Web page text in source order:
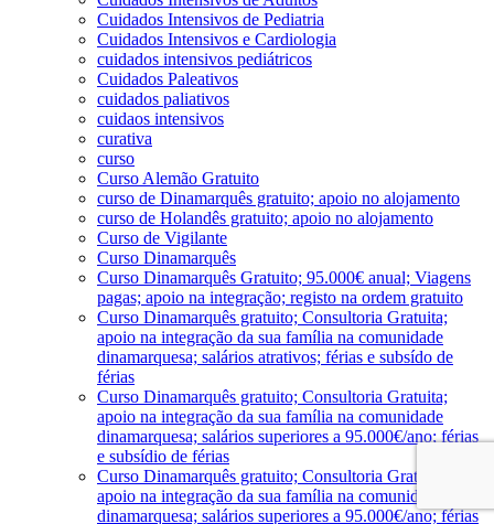
Cuidados Intensivos de Pediatria
Cuidados Intensivos e Cardiologia
cuidados intensivos pediátricos
Cuidados Paleativos
cuidados paliativos
cuidaos intensivos
curativa
curso
Curso Alemão Gratuito
curso de Dinamarquês gratuito; apoio no alojamento
curso de Holandês gratuito; apoio no alojamento
Curso de Vigilante
Curso Dinamarquês
Curso Dinamarquês Gratuito; 95.000€ anual; Viagens
pagas; apoio na integração; registo na ordem gratuito
Curso Dinamarquês gratuito; Consultoria Gratuita;
apoio na integração da sua família na comunidade
dinamarquesa; salários atrativos; férias e subsído de
férias
Curso Dinamarquês gratuito; Consultoria Gratuita;
apoio na integração da sua família na comunidade
dinamarquesa; salários superiores a 95.000€/ano; férias
e subsídio de férias
Curso Dinamarquês gratuito; Consultoria Gratuita;
apoio na integração da sua família na comunidade
dinamarquesa; salários superiores a 95.000€/ano; férias